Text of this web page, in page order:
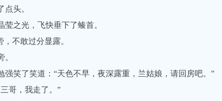
头。
之光，飞快垂下了螓首。
不敢过分显露。
笑了笑道：“天色不早，夜深露重，兰姑娘，请回房吧。”
哥，我走了。”